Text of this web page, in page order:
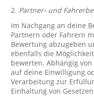
2. Partner- und
Im Nachgang an deine
Partnern oder Fahrern
Bewertung abzugeben
ebenfalls die
bewerten. Abhängig
auf deine Einwilligung
Verarbeitung zur
Einhaltung von